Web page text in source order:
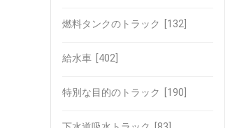
燃料タンクのトラック [132]
給水車 [402]
特別な目的のトラック [190]